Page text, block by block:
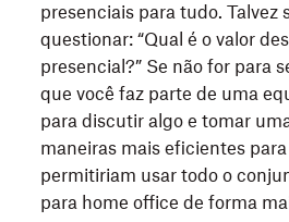
presenciais para tudo. Talvez
questionar: “Qual é o valor
presencial?” Se não for para
que você faz parte de uma
para discutir algo e tomar
maneiras mais eficientes
permitiriam usar todo o
para home office de forma